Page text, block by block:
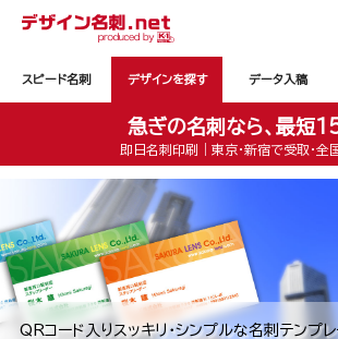
スピード名刺 デザインを探す データ入稿
急ぎの名刺なら、最短
即日名刺印刷｜東京・新宿で受取・全
QRコード入りスッキリ・シンプルな名刺テンプレ